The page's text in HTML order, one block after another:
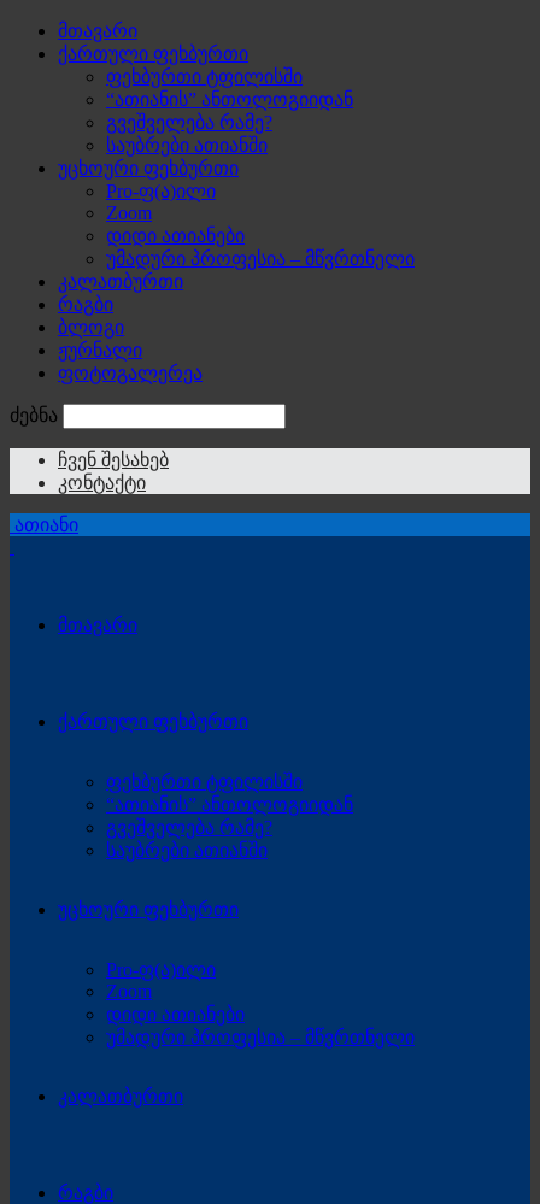
მთავარი
ქართული ფეხბურთი
ფეხბურთი ტფილისში
“ათიანის” ანთოლოგიიდან
გვეშველება რამე?
საუბრები ათიანში
უცხოური ფეხბურთი
Pro-ფ(ა)ილი
Zoom
დიდი ათიანები
უმადური პროფესია – მწვრთნელი
კალათბურთი
რაგბი
ბლოგი
ჟურნალი
ფოტოგალერეა
ძებნა
ჩვენ შესახებ
კონტაქტი
ათიანი
მთავარი
ქართული ფეხბურთი
ფეხბურთი ტფილისში
“ათიანის” ანთოლოგიიდან
გვეშველება რამე?
საუბრები ათიანში
უცხოური ფეხბურთი
Pro-ფ(ა)ილი
Zoom
დიდი ათიანები
უმადური პროფესია – მწვრთნელი
კალათბურთი
რაგბი